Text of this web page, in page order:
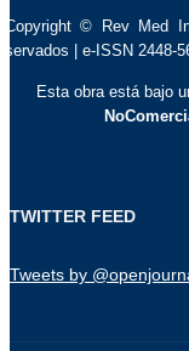
© Rev Med
| e-ISSN 2448-
Esta obra está bajo
TWITTER FEED
Tweets by